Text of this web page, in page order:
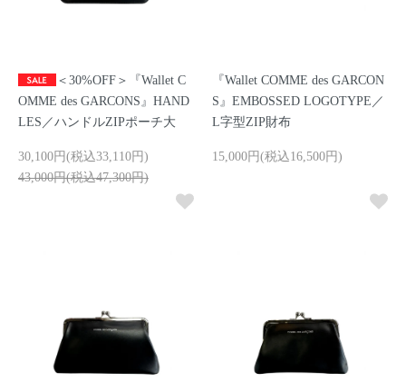
＜30%OFF＞『Wallet C
OMME des GARCONS』HAND
LES／ハンドルZIPポーチ大
30,100円(税込33,110円)
43,000円(税込47,300円)
『Wallet COMME des GARCON
S』EMBOSSED LOGOTYPE／
L字型ZIP財布
15,000円(税込16,500円)